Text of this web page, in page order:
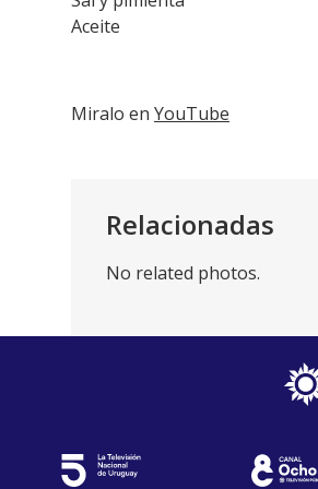
Aceite
Miralo en YouTube
Relacionadas
No related photos.